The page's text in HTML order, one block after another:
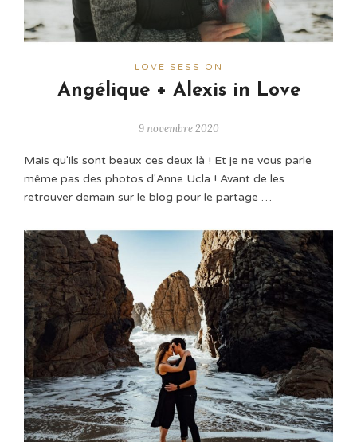
LOVE SESSION
Angélique + Alexis in Love
9 novembre 2020
Mais qu'ils sont beaux ces deux là ! Et je ne vous parle
même pas des photos d'Anne Ucla ! Avant de les
retrouver demain sur le blog pour le partage …